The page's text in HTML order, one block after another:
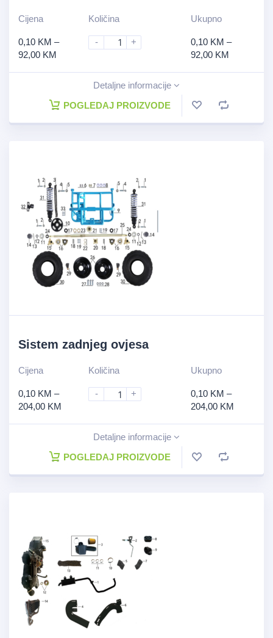
Cijena
0,10 KM –
92,00 KM
Količina
- +
Ukupno
0,10 KM –
92,00 KM
Detaljne informacije
POGLEDAJ PROIZVODE
Sistem zadnjeg ovjesa
Cijena
0,10 KM –
204,00 KM
Količina
- +
Ukupno
0,10 KM –
204,00 KM
Detaljne informacije
POGLEDAJ PROIZVODE